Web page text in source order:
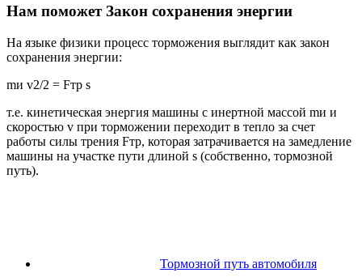
Нам поможет Закон сохранения энергии
На языке физики процесс торможения выглядит как закон
сохранения энергии:
mи v2/2 = Fтр s
т.е. кинетическая энергия машины с инертной массой mи и
скоростью v при торможении переходит в тепло за счет
работы силы трения Fтр, которая затрачивается на замедление
машины на участке пути длиной s (собственно, тормозной
путь).
Тормозной путь автомобиля